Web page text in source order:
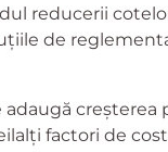
reducerii
de
adaugă creșterea
factori de